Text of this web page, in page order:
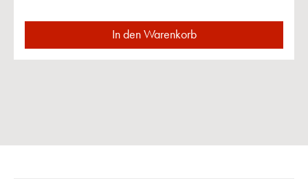
In den Warenkorb